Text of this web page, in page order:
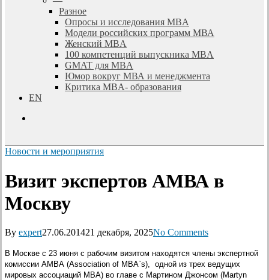
Разное
Опросы и исследования MBA
Модели российских программ МВА
Женский MBA
100 компетенций выпускника MBA
GMAT для MBA
Юмор вокруг МВА и менеджмента
Критика MBA- образования
EN
Новости и мероприятия
Визит экспертов АМВА в
Москву
By expert27.06.201421 декабря, 2025No Comments
В Москве с 23 июня с рабочим визитом находятся члены экспертной
комиссии АМВА (Association of MBA`s), одной из трех ведущих
мировых ассоциаций МВА) во главе с Мартином Джонсом (Martyn